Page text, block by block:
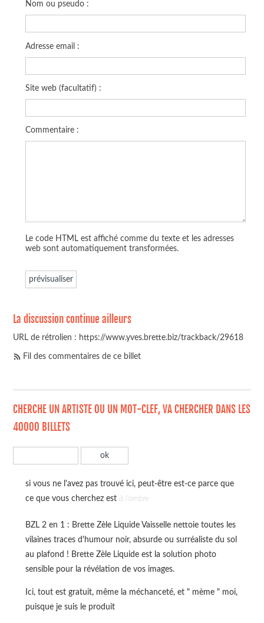
Nom ou pseudo :
Adresse email :
Site web (facultatif) :
Commentaire :
Le code HTML est affiché comme du texte et les adresses
web sont automatiquement transformées.
La discussion continue ailleurs
URL de rétrolien : https://www.yves.brette.biz/trackback/29618
Fil des commentaires de ce billet
CHERCHE UN ARTISTE OU UN MOT-CLEF, VA CHERCHER DANS LES
40000 BILLETS
si vous ne l'avez pas trouvé ici, peut-être est-ce parce que
ce que vous cherchez est à l'ombre
BZL 2 en 1 : Brette Zèle Liquide Vaisselle nettoie toutes les
vilaines traces d'humour noir, absurde ou surréaliste du sol
au plafond ! Brette Zèle Liquide est la solution photo
sensible pour la révélation de vos images.
Ici, tout est gratuit, même la méchanceté, et " mème " moi,
puisque je suis le produit